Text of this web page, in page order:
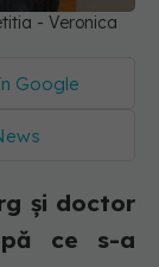
- Veronica
Google
și doctor
ce s-a